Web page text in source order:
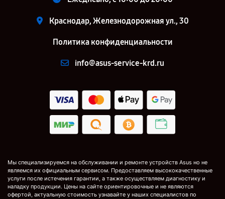
Краснодар, Железнодорожная ул., 30
Политика конфиденциальности
info@asus-service-krd.ru
Мы специализируемся на обслуживании и ремонте устройств Asus но не
являемся их официальным сервисом. Предоставляем высококачественные
услуги после истечения гарантии, а также осуществляем диагностику и
наладку продукции. Цены на сайте ориентировочные и не являются
офертой, актуальную стоимость узнавайте у наших специалистов по